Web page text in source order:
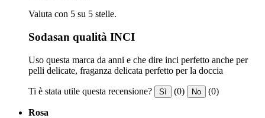
Valuta con 5 su 5 stelle.
Sodasan qualità INCI
Uso questa marca da anni e che dire inci perfetto anche per
pelli delicate, fraganza delicata perfetto per la doccia
Ti è stata utile questa recensione? Sì (0) No (0)
Rosa